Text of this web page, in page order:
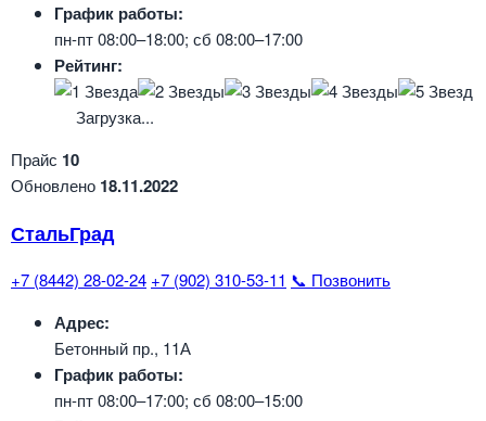
График работы:
пн-пт 08:00–18:00; сб 08:00–17:00
Рейтинг:
Загрузка...
Прайс 10
Обновлено 18.11.2022
СтальГрад
+7 (8442) 28-02-24 +7 (902) 310-53-11 📞 Позвонить
Адрес:
Бетонный пр., 11А
График работы:
пн-пт 08:00–17:00; сб 08:00–15:00